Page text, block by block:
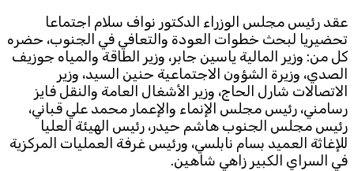
Cookies Policy
Subscribe to the newsletter
عقد رئيس مجلس الوزراء الدكتور نواف سلام اجتماعا
تحضيريا لبحث خطوات العودة والتعافي في الجنوب، حضره
كل من: وزير المالية ياسين جابر، وزير الطاقة والمياه جوزيف
الصدي، وزيرة الشؤون الاجتماعية حنين السيد، وزير
الاتصالات شارل الحاج، وزير الأشغال العامة والنقل فايز
رسامني، رئيس مجلس الإنماء والإعمار محمد علي قباني،
رئيس مجلس الجنوب هاشم حيدر، رئيس الهيئة العليا
للإغاثة العميد بسام نابلسي، ورئيس غرفة العمليات المركزية
في السراي الكبير زاهي شاهين.